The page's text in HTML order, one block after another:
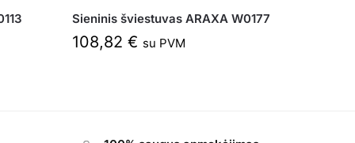
Sieninis šviestuvas ARAXA W0177
108,82 € su PVM